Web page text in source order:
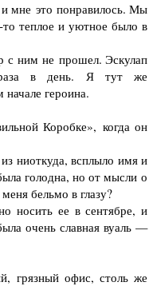
мне это понравилось. Мы
теплое и уютное было в
с ним не прошел. Эскулап
раза в день. Я тут же
героина.
Коробке», когда он
ниоткуда, всплыло имя и
голодна, но от мысли о
бельмо в глазу?
носить ее в сентябре, и
очень славная вуаль —
грязный офис, столь же